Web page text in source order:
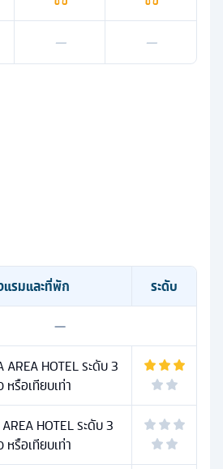
— —
แรมและที่พัก
ระดับ
—
AREA HOTEL ระดับ 3
หรือเทียบเท่า
HOTEL ระดับ 3
หรือเทียบเท่า